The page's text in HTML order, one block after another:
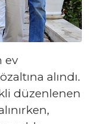
ev
alındı.
düzenlenen